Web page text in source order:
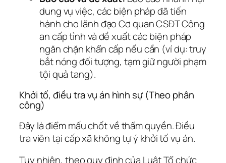
dung vụ việc, các biện pháp đã tiến
hành cho lãnh đạo Cơ quan CSĐT Công
an cấp tỉnh và đề xuất các biện pháp
ngăn chặn khẩn cấp nếu cần (ví dụ: truy
bắt nóng đối tượng, tạm giữ người phạm
tội quả tang).
Khởi tố, điều tra vụ án hình sự (Theo phân
công)
Đây là điểm mấu chốt về thẩm quyền. Điều
tra viên tại cấp xã không tự ý khởi tố vụ án.
Tuy nhiên, theo quy định của Luật Tổ chức